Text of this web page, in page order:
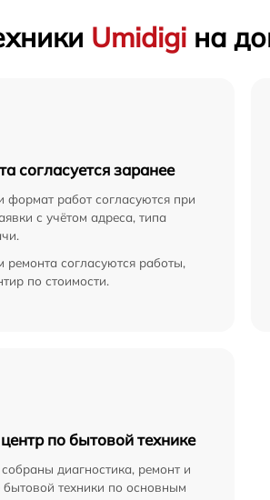
Umidigi на
согласуется заранее
формат работ согласуются при
с учётом адреса, типа
ремонта согласуются работы,
по стоимости.
по бытовой технике
диагностика, ремонт и
техники по основным